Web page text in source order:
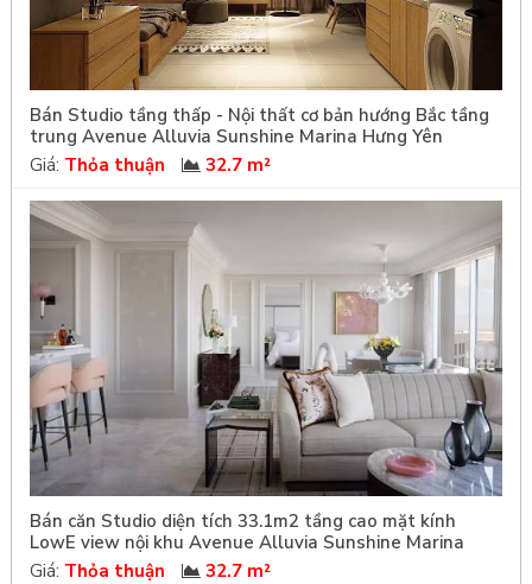
Bán Studio tầng thấp - Nội thất cơ bản hướng Bắc tầng
trung Avenue Alluvia Sunshine Marina Hưng Yên
Giá: Thỏa thuận 32.7 m²
Bán căn Studio diện tích 33.1m2 tầng cao mặt kính
LowE view nội khu Avenue Alluvia Sunshine Marina
Giá: Thỏa thuận 32.7 m²